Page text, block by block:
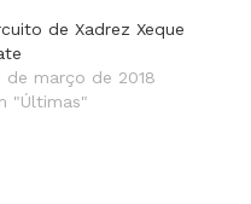
de Xadrez Xeque
de março de 2018
"Últimas"